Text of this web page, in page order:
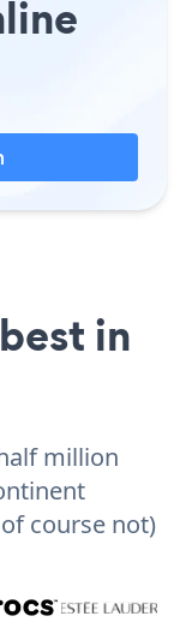
in
million
course not)